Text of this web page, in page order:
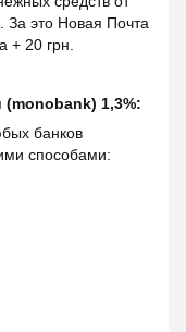
За это Новая Почта
+ 20 грн.
(monobank) 1,3%:
банков
способами: